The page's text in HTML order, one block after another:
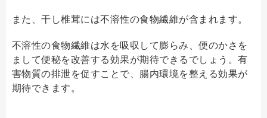
また、干し椎茸には不溶性の食物繊維が含まれます。
不溶性の食物繊維は水を吸収して膨らみ、便のかさを
まして便秘を改善する効果が期待できるでしょう。有
害物質の排泄を促すことで、腸内環境を整える効果が
期待できます。